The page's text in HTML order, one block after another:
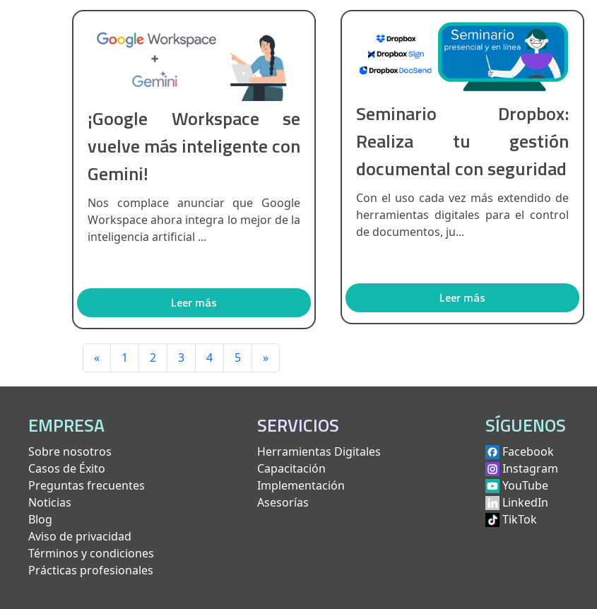
¡Google Workspace se
vuelve más inteligente con
Gemini!
Nos complace anunciar que Google
Workspace ahora integra lo mejor de la
inteligencia artificial ...
Leer más
Seminario Dropbox:
Realiza tu gestión
documental con seguridad
Con el uso cada vez más extendido de
herramientas digitales para el control
de documentos, ju...
Leer más
« 1 2 3 4 5 »
EMPRESA
Sobre nosotros
Casos de Éxito
Preguntas frecuentes
Noticias
Blog
Aviso de privacidad
Términos y condiciones
Prácticas profesionales
SERVICIOS
Herramientas Digitales
Capacitación
Implementación
Asesorías
SÍGUENOS
Facebook
Instagram
YouTube
LinkedIn
TikTok